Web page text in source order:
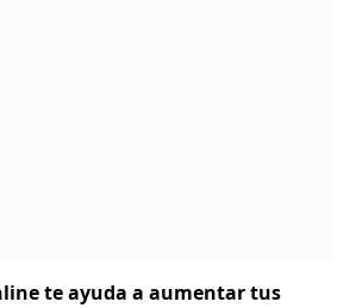
te ayuda a aumentar tus